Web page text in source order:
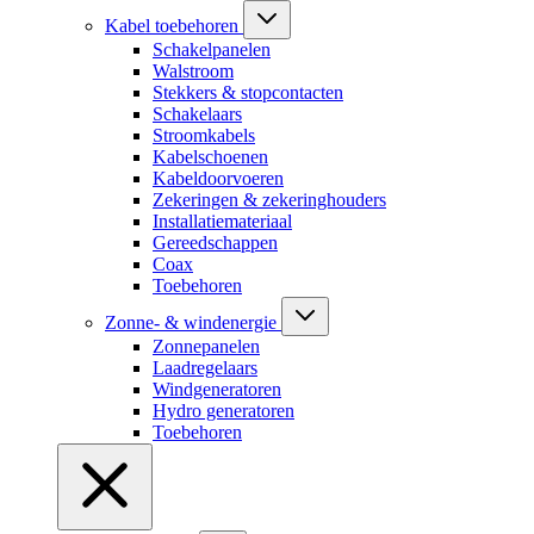
Kabel toebehoren
Schakelpanelen
Walstroom
Stekkers & stopcontacten
Schakelaars
Stroomkabels
Kabelschoenen
Kabeldoorvoeren
Zekeringen & zekeringhouders
Installatiemateriaal
Gereedschappen
Coax
Toebehoren
Zonne- & windenergie
Zonnepanelen
Laadregelaars
Windgeneratoren
Hydro generatoren
Toebehoren